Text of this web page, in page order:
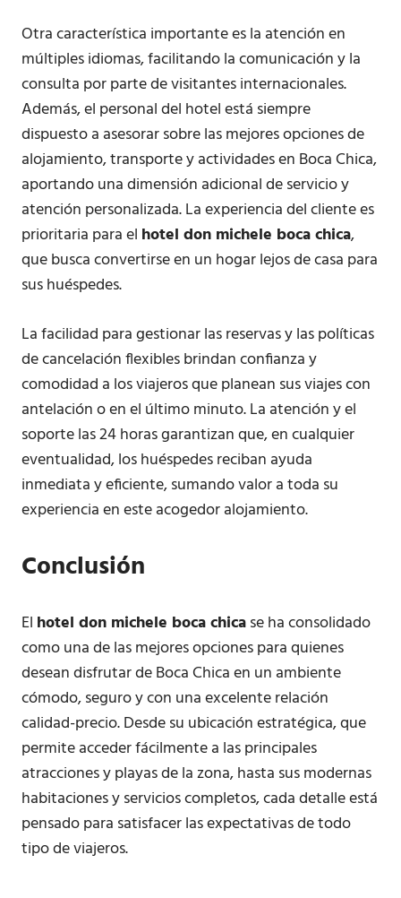
Otra característica importante es la atención en
múltiples idiomas, facilitando la comunicación y la
consulta por parte de visitantes internacionales.
Además, el personal del hotel está siempre
dispuesto a asesorar sobre las mejores opciones de
alojamiento, transporte y actividades en Boca Chica,
aportando una dimensión adicional de servicio y
atención personalizada. La experiencia del cliente es
prioritaria para el hotel don michele boca chica,
que busca convertirse en un hogar lejos de casa para
sus huéspedes.
La facilidad para gestionar las reservas y las políticas
de cancelación flexibles brindan confianza y
comodidad a los viajeros que planean sus viajes con
antelación o en el último minuto. La atención y el
soporte las 24 horas garantizan que, en cualquier
eventualidad, los huéspedes reciban ayuda
inmediata y eficiente, sumando valor a toda su
experiencia en este acogedor alojamiento.
Conclusión
El hotel don michele boca chicase ha consolidado
como una de las mejores opciones para quienes
desean disfrutar de Boca Chica en un ambiente
cómodo, seguro y con una excelente relación
calidad-precio. Desde su ubicación estratégica, que
permite acceder fácilmente a las principales
atracciones y playas de la zona, hasta sus modernas
habitaciones y servicios completos, cada detalle está
pensado para satisfacer las expectativas de todo
tipo de viajeros.